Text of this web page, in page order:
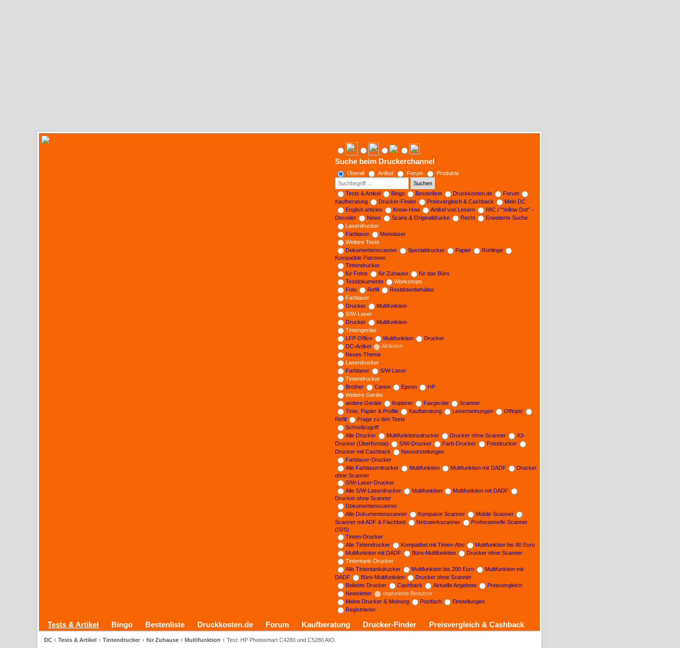
Suche beim Druckerchannel
Überall Artikel Forum
Produkte
Suchen
Tests & Artikel
Bingo Bestenliste Druckkosten.de
Forum
Kaufberatung
Drucker-Finder Preisvergleich & Cashback
Mein DC
English articles
Know-How Artikel von Lesern
MIC / "Yellow Dot" -
Decoder
News Scans & Originaldrucke Recht
Erweiterte Suche
Laserdrucker
Farblaser
Monolaser
Weitere Tests
Dokumentenscanner
Spezialdrucker Papier
Rohlinge
Kompatible Patronen
Tintendrucker
für Fotos
für Zuhause
für das Büro
Testdokumente
Workshops
Foto
Refill
Resttintenbehälter
Farblaser
Drucker
Multifunktion
S/W-Laser
Drucker
Multifunktion
Tintengeräte
LFP-Office
Multifunktion
Drucker
DC-Artikel
Aktionen
Neues Thema
Laserdrucker
Farblaser
S/W-Laser
Tintendrucker
Brother
Canon Epson
HP
Weitere Geräte
andere Geräte
Kopierer Faxgeräte
Scanner
Tinte, Papier & Profile
Kaufberatung Lesermeinungen
Offtopic
Refill
Frage zu den Tests
Schnellzugriff
Alle Drucker
Multifunktionsdrucker Drucker ohne Scanner
A3-
Drucker (Überformat)
S/W-Drucker Farb-Drucker
Fotodrucker
Drucker mit Cashback
Neuvorstellungen
Farblaser-Drucker
Alle Farblaserdrucker
Multifunktion Multifunktion mit DADF
Drucker
ohne Scanner
S/W-Laser-Drucker
Alle S/W-Laserdrucker
Multifunktion
Multifunktion mit DADF
Drucker ohne Scanner
Dokumentenscanner
Alle Dokumentenscanner
Kompakte Scanner
Mobile Scanner
Scanner mit ADF & Flachbett
Netzwerkscanner
Professionelle Scanner
(ISIS)
Tinten-Drucker
Alle Tintendrucker
Kompatibel mit Tinten-Abo
Multifunktion bis 80 Euro
Multifunktion mit DADF
Büro-Multifunktion
Drucker ohne Scanner
Tintentank-Drucker
Alle Tintentankdrucker
Multifunktion bis 200 Euro
Multifunktion mit
DADF
Büro-Multifunktion
Drucker ohne Scanner
Beliebte Drucker
Cashback Aktuelle Angebote
Preisvergleich
Newsletter
registrierte Benutzer
Meine Drucker & Meinung
Postfach
Einstellungen
Registrieren
Tests & Artikel Bingo Bestenliste Druckkosten.de Forum Kaufberatung Drucker-Finder Preisvergleich & Cashback
DC Tests & Artikel Tintendrucker für Zuhause Multifunktion Test: HP Photosmart C4280 und C5280 AIO